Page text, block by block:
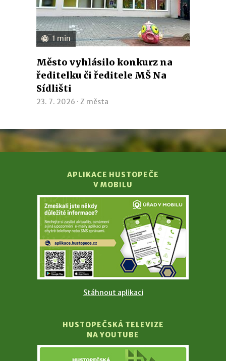
1 min
Město vyhlásilo konkurz na
ředitelku či ředitele MŠ Na
Sídlišti
23. 7. 2026 · Z města
APLIKACE HUSTOPEČE
V MOBILU
Stáhnout aplikaci
HUSTOPEČSKÁ TELEVIZE
NA YOUTUBE